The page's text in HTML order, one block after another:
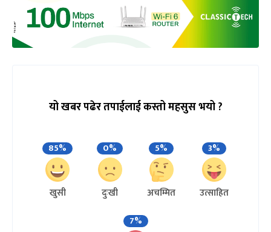
यो खबर पढेर तपाईलाई कस्तो महसुस भयो ?
85%
खुसी
0%
दुःखी
5%
अचम्मित
3%
उत्साहित
7%